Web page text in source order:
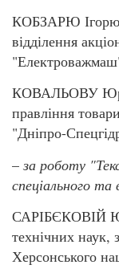
КОБЗАРЮ Ігорю
відділення
КОВАЛЬОВУ
правління
"Дніпро-
– за роботу
спеціального та
САРІБЄКОВІЙ
технічних наук,
Херсонського